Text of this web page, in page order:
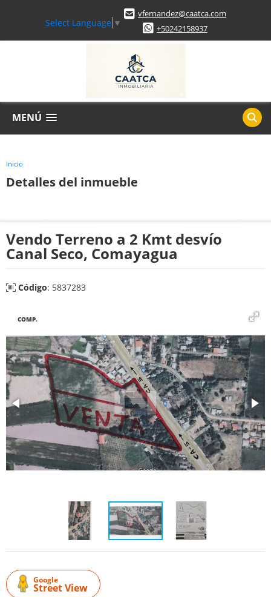
Select Language ▼
vfernandez@caatca.com
+50242158937
MENÚ
Inicio
Detalles del inmueble
Vendo Terreno a 2 Kmt desvío
Canal Seco, Comayagua
Código: 5837283
COMP.
Google
Street View